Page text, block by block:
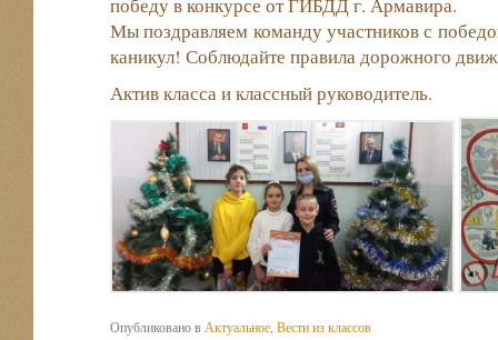
Мы поздравляем команду участников с
каникул! Соблюдайте правила дорожного
Актив класса и классный руководитель.
Опубликовано в Актуальное Вести из классов